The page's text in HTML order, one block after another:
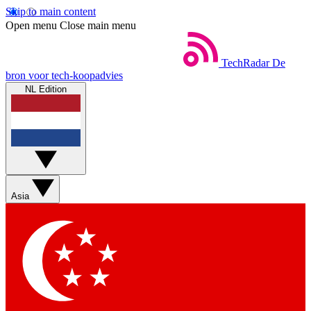
Skip to main content
Open menu Close main menu
TechRadar De
bron voor tech-koopadvies
NL Edition
Asia